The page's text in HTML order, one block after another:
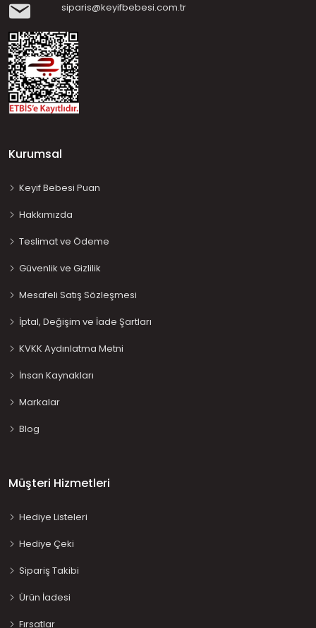
siparis@keyifbebesi.com.tr
Kurumsal
Keyif Bebesi Puan
Hakkımızda
Teslimat ve Ödeme
Güvenlik ve Gizlilik
Mesafeli Satış Sözleşmesi
İptal, Değişim ve İade Şartları
KVKK Aydınlatma Metni
İnsan Kaynakları
Markalar
Blog
Müşteri Hizmetleri
Hediye Listeleri
Hediye Çeki
Sipariş Takibi
Ürün İadesi
Fırsatlar